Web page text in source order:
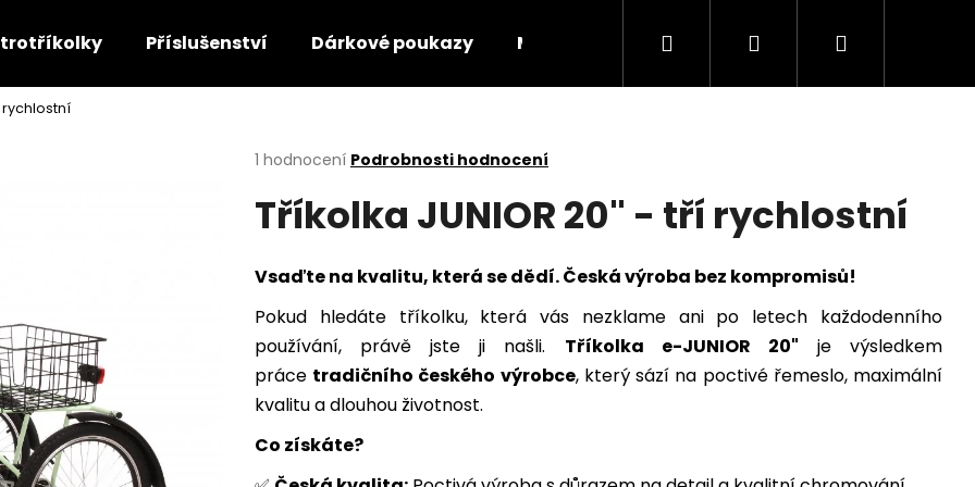
Příslušenství Dárkové poukazy Manuály Kontakt
Hledat PřihlášeníNákupní
rychlostní
Průměrné
produktu
5
1 hodnocení Podrobnosti hodnocení
Tříkolka JUNIOR 20" - tří rychlostní
Vsaďte na kvalitu, která se dědí. Česká výroba bez kompromisů!
Pokud hledáte tříkolku, která vás nezklame ani po letech každodenního
používání, právě jste ji našli. Tříkolka e-JUNIOR 20" je výsledkem
práce tradičního českého výrobce, který sází na poctivé řemeslo, maximální
kvalitu a dlouhou životnost.
Co získáte?
Co potřebujete najít?
HLEDAT